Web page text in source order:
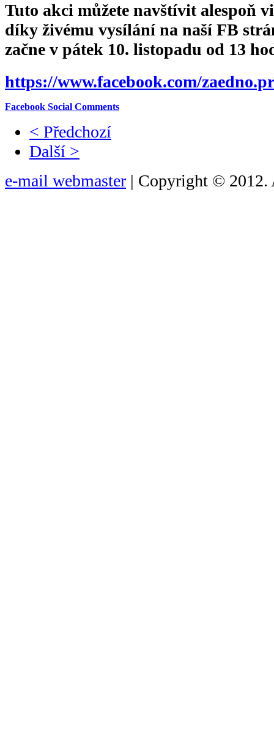
Tuto akci můžete navštívit alespoň
díky živému vysílání na naší FB
začne v pátek 10. listopadu od 13
https://www.facebook.com/
Facebook Social Comments
< Předchozí
Další >
e-mail webmaster | Copyright © 2012.